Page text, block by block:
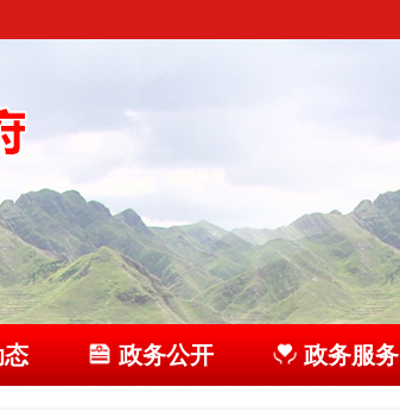
政务公开 政务服务